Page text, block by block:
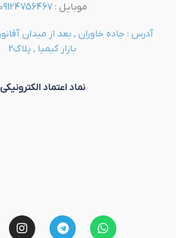
موبایل :
آدرس : جاده خاوران , بعد از میدان
بازار کیمیا , پلاک2
نماد اعتماد الکترونیکی